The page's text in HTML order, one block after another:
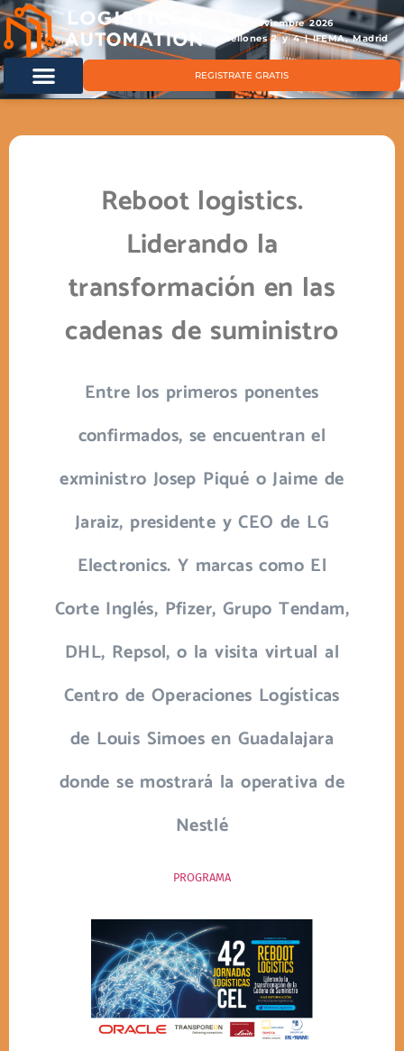
11 & 12 noviembre 2026
Pabellones 2 y 4 | IFEMA, Madrid
REGISTRATE GRATIS
Reboot logistics.
Liderando la
transformación en las
cadenas de suministro
Entre los primeros ponentes
confirmados, se encuentran el
exministro Josep Piqué o Jaime de
Jaraiz, presidente y CEO de LG
Electronics. Y marcas como El
Corte Inglés, Pfizer, Grupo Tendam,
DHL, Repsol, o la visita virtual al
Centro de Operaciones Logísticas
de Louis Simoes en Guadalajara
donde se mostrará la operativa de
Nestlé
PROGRAMA